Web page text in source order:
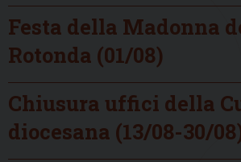
Festa della Madonna
Rotonda (01/08)
Chiusura uffici della
diocesana (13/08-30/